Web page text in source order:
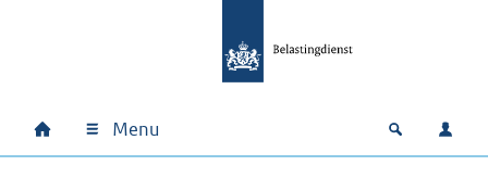
Hoofdnavigatie
Home Menu Open